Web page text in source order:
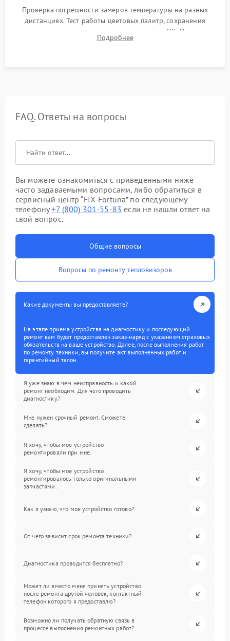
Проверка погрешности замеров температуры на разных
дистанциях. Тест работы цветовых палитр, сохранения
термограмм в память и передачи данных на ПК. Проверка
автономности работы и итоговый контроль качества.
Подробнее
FAQ. Ответы на вопросы
Вы можете ознакомиться с приведенными ниже
часто задаваемыми вопросами, либо обратиться в
сервисный центр “FIX-Fortuna” по следующему
телефону+7 (800) 301-55-83 если не нашли ответ на
свой вопрос.
Общие вопросы
Вопросы по ремонту тепловизоров
Какие документы вы предоставляете?
На этапе приема устройства на диагностику и последующий
ремонт вам будет предоставлен заказ-наряд с указанием страховых
обязательств на ваше устройство. Далее, после выполнения работ
по ремонту техники, вы получите акт выполненных работ и
гарантийный талон.
Я уже знаю в чем неисправность и какой
ремонт необходим. Для чего проводить
диагностику?
Мне нужен срочный ремонт. Сможете
сделать?
Я хочу, чтобы мое устройство
ремонтировали при мне.
Я хочу, чтобы мое устройство
ремонтировалось только оригинальными
запчастями.
Как я узнаю, что мое устройство готово?
От чего зависит срок ремонта техники?
Диагностика проводится бесплатно?
Может ли вместо меня принять устройство
после ремонта другой человек, контактный
телефон которого я предоставлю?
Возможно ли получать обратную связь в
процессе выполнения ремонтных работ?